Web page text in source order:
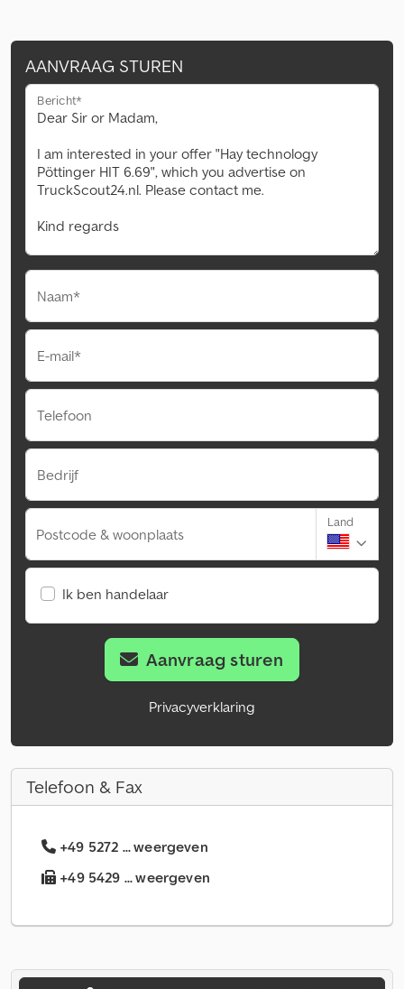
AANVRAAG STUREN
Bericht*
Naam*
E-mail*
Telefoon
Bedrijf
Postcode & woonplaats
Land
Ik ben handelaar
Aanvraag sturen
Privacyverklaring
Telefoon & Fax
+49 5272 ... weergeven
+49 5429 ... weergeven